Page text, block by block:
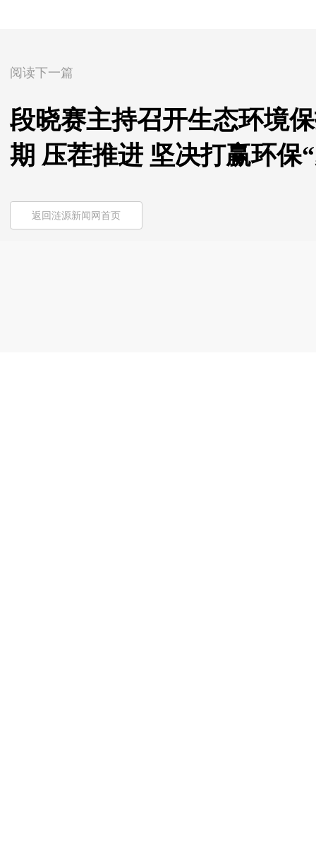
阅读下一篇
段晓赛主持召开生态环境
期 压茬推进 坚决打赢环保
返回涟源新闻网首页